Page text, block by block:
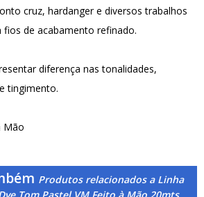
cruz, hardanger e diversos trabalhos
fios de acabamento refinado.
diferença nas tonalidades,
tingimento.
Mão
Produtos relacionados a Linha